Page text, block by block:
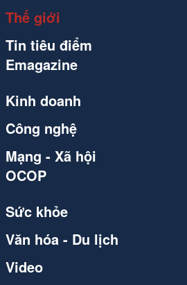
Thế giới
Tin tiêu điểm
Emagazine
Kinh doanh
Công nghệ
Mạng - Xã hội
OCOP
Sức khỏe
Văn hóa - Du lịch
Video